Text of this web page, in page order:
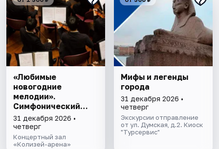
«Любимые
новогодние
мелодии».
Симфонический
оркестр
«Семеновский»
31 декабря 2026 •
четверг
Концертный зал
«Колизей-арена»
Мифы и легенды
города
31 декабря 2026 •
четверг
Экскурсии отправление
от ул. Думская, д.2. Киоск
"Турсервис"